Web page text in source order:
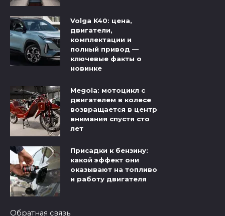
Volga K40: цена,
двигатели,
комплектации и
полный привод —
ключевые факты о
новинке
Megola: мотоцикл с
двигателем в колесе
возвращается в центр
внимания спустя сто
лет
Присадки к бензину:
какой эффект они
оказывают на топливо
и работу двигателя
Обратная связь